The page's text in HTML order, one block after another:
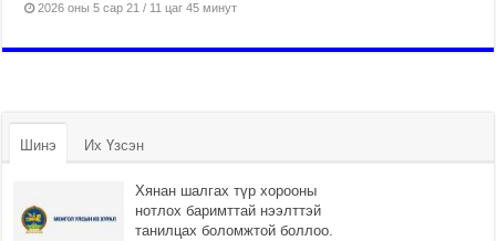
2026 оны 5 сар 21 / 11 цаг 45 минут
Шинэ Их Үзсэн
Хянан шалгах түр хорооны
нотлох баримттай нээлттэй
танилцах боломжтой боллоо.